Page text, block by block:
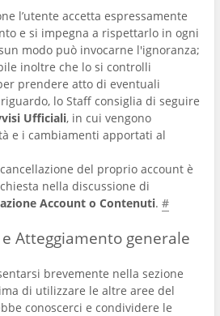
l’utente accetta espressamente
e si impegna a rispettarlo in ogni
modo può invocarne l'ignoranza;
inoltre che lo si controlli
prendere atto di eventuali
lo Staff consiglia di seguire
Ufficiali, in cui vengono
e i cambiamenti apportati al
del proprio account è
nella discussione di
Account o Contenuti. #
Atteggiamento generale
brevemente nella sezione
di utilizzare le altre aree del
conoscerci e condividere le